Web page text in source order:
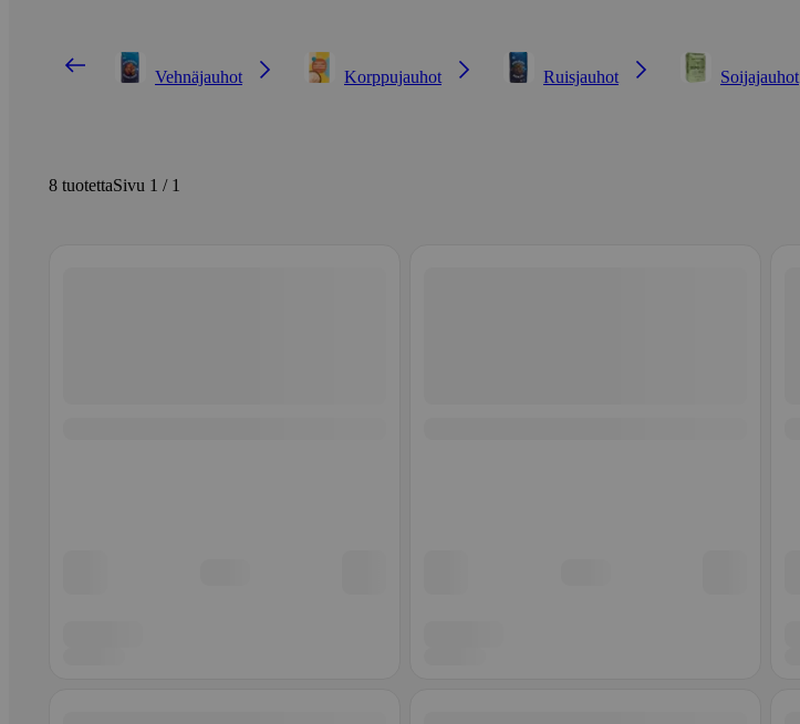
Vehnäjauhot Korppujauhot Ruisjauhot Soijajauhot
8 tuotettaSivu 1 / 1